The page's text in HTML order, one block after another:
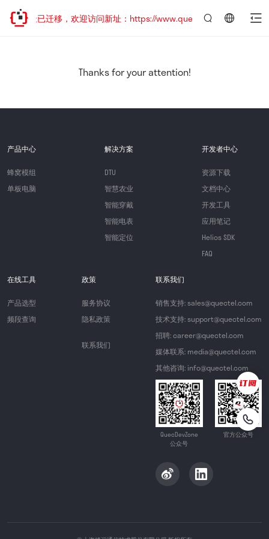
网站地址已迁移，欢迎访问新址：https://www.quectel.com.cn
Thanks for your attention!
产品中心
蜂窝模组
单板电脑
解决方案
DTU
智慧农业
智能穿戴
智能电表
智能定位
开发者中心
资源下载
文档中心
开发工具
应用笔记
Helios SDK
FAQ
在线工具
产品选型
频段查询
政策
服务协议
隐私政策
联系我们
联系我们
销售支持: sales@quectel.com
技术支持: support@quectel.com
招聘: career@quectel.com
媒体联系: media@quectel.com
其他咨询: info@quectel.com
QuecDevZone
公众号
官方公众号